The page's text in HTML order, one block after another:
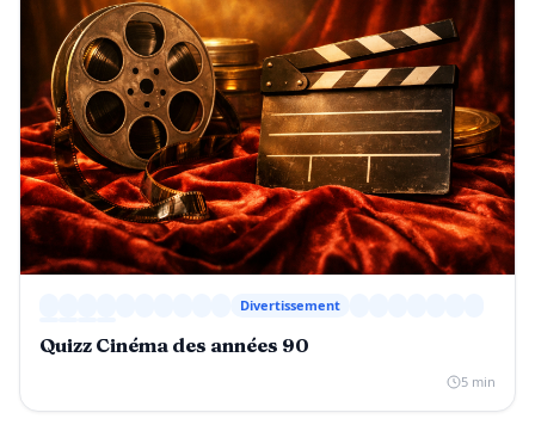
Divertissement
Quizz Cinéma des années 90
5 min